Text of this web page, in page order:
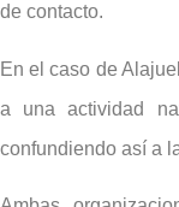
de contacto.
En el caso de
a una actividad
confundiendo así a